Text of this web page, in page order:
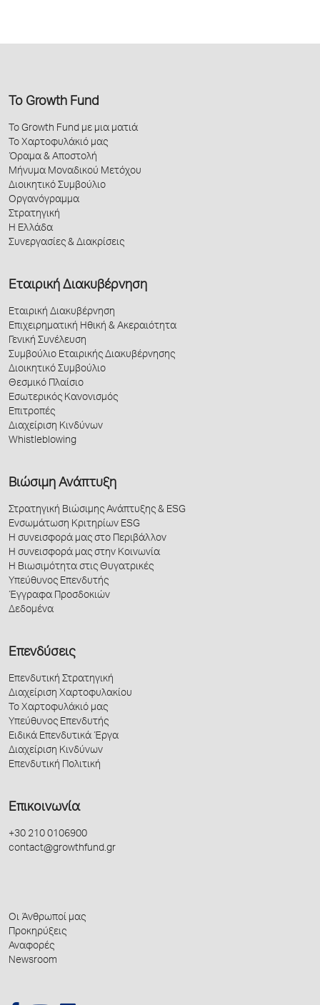
Το Growth Fund
Το Growth Fund με μια ματιά
Το Χαρτοφυλάκιό μας
Όραμα & Αποστολή
Μήνυμα Μοναδικού Μετόχου
Διοικητικό Συμβούλιο
Οργανόγραμμα
Στρατηγική
Η Ελλάδα
Συνεργασίες & Διακρίσεις
Εταιρική Διακυβέρνηση
Εταιρική Διακυβέρνηση
Επιχειρηματική Ηθική & Ακεραιότητα
Γενική Συνέλευση
Συμβούλιο Εταιρικής Διακυβέρνησης
Διοικητικό Συμβούλιο
Θεσμικό Πλαίσιο
Εσωτερικός Κανονισμός
Επιτροπές
Διαχείριση Κινδύνων
Whistleblowing
Βιώσιμη Ανάπτυξη
Στρατηγική Βιώσιμης Ανάπτυξης & ESG
Ενσωμάτωση Κριτηρίων ESG
Η συνεισφορά μας στο Περιβάλλον
Η συνεισφορά μας στην Κοινωνία
Η Βιωσιμότητα στις Θυγατρικές
Υπεύθυνος Επενδυτής
Έγγραφα Προσδοκιών
Δεδομένα
Επενδύσεις
Επενδυτική Στρατηγική
Διαχείριση Χαρτοφυλακίου
Το Χαρτοφυλάκιό μας
Υπεύθυνος Επενδυτής
Ειδικά Επενδυτικά Έργα
Διαχείριση Κινδύνων
Επενδυτική Πολιτική
Επικοινωνία
+30 210 0106900
contact@growthfund.gr
Οι Άνθρωποί μας
Προκηρύξεις
Αναφορές
Newsroom